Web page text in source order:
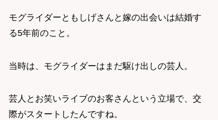
モグライダーともしげさんと嫁の出会いは結婚す
る5年前のこと。
当時は、モグライダーはまだ駆け出しの芸人。
芸人とお笑いライブのお客さんという立場で、交
際がスタートしたんですね。